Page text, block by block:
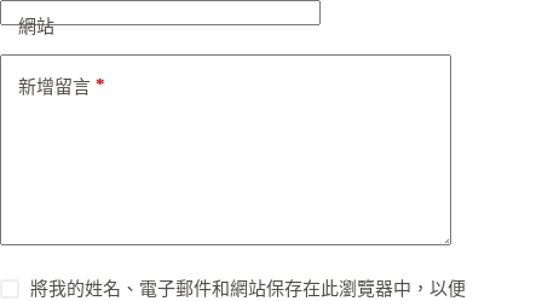
網站
新增留言 *
將我的姓名、電子郵件和網站保存在此瀏覽器中，以便